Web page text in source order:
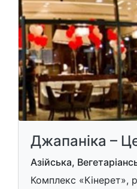
Джапаніка –
Азійська,
Комплекс «Кінерет»,